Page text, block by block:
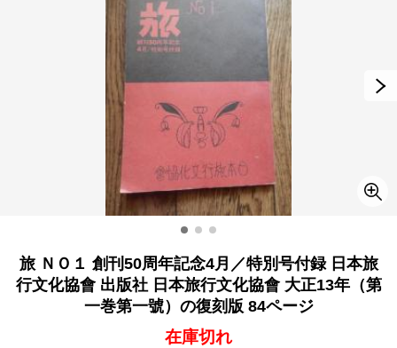
旅 ＮＯ１ 創刊50周年記念4月／特別号付録 日本旅
行文化協會 出版社 日本旅行文化協會 大正13年（第
一巻第一號）の復刻版 84ページ
在庫切れ